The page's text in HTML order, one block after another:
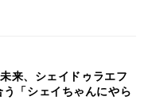
来、シェイドゥラエフ
う「シェイちゃんにやら